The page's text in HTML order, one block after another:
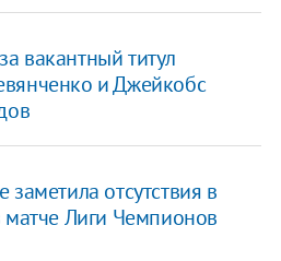
вакантный титул
и Джейкобс
заметила отсутствия в
Лиги Чемпионов